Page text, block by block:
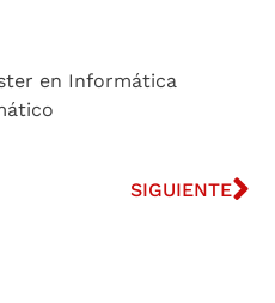
en Informática
SIGUIENTE